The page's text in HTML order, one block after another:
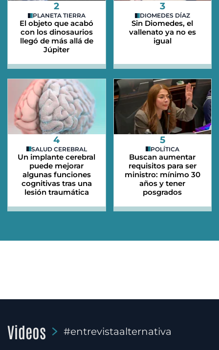
2
PLANETA TIERRA
El objeto que acabó
con los dinosaurios
llegó de más allá de
Júpiter
3
DIOMEDES DÍAZ
Sin Diomedes, el
vallenato ya no es
igual
4
SALUD CEREBRAL
Un implante cerebral
puede mejorar
algunas funciones
cognitivas tras una
lesión traumática
5
POLÍTICA
Buscan aumentar
requisitos para ser
ministro: mínimo 30
años y tener
posgrados
Videos #entrevistaalternativa